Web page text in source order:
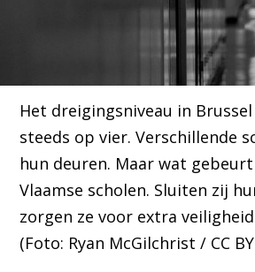
Het dreigingsniveau in
steeds op vier. Verschillende
hun deuren. Maar wat
Vlaamse scholen. Sluiten zij
zorgen ze voor extra
(Foto: Ryan McGilchrist / CC